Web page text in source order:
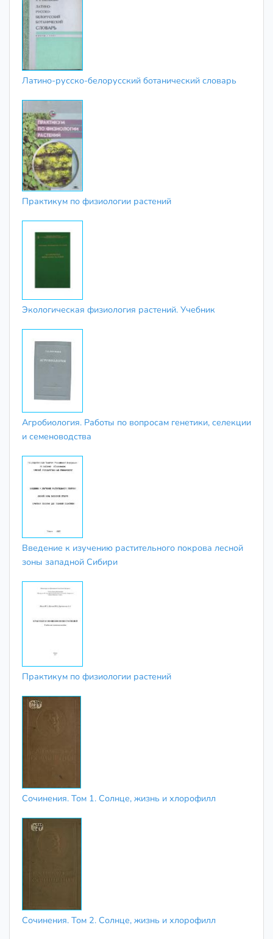
Латино-русско-белорусский ботанический словарь
Практикум по физиологии растений
Экологическая физиология растений. Учебник
Агробиология. Работы по вопросам генетики, селекции
и семеноводства
Введение к изучению растительного покрова лесной
зоны западной Сибири
Практикум по физиологии растений
Сочинения. Том 1. Солнце, жизнь и хлорофилл
Сочинения. Том 2. Солнце, жизнь и хлорофилл